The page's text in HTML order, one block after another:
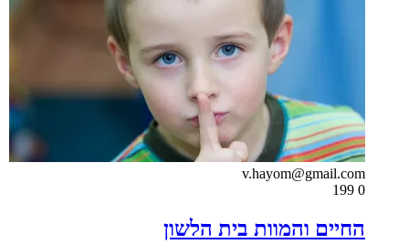
v.hayom@gmail.com
0
החיים והמוות בית הלשון